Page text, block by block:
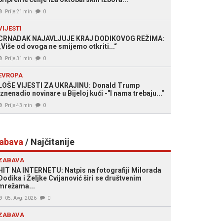
Prije 21 min 0
NAJAVLJUJE KRAJ DODIKOVOG REŽIMA:
od ovoga ne smijemo otkriti...“
Prije 31 min 0
VIJESTI ZA UKRAJINU: Donald Trump
novinare u Bijeloj kući -"I nama trebaju..."
Prije 43 min 0
/ Najčitanije
NA INTERNETU: Natpis na fotografiji Milorada
i Željke Cvijanović širi se društvenim
05. Avg. 2026 0